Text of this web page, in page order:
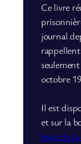
Ce livre
journal
rappellent
octobre
Il est
et sur la
bout de la